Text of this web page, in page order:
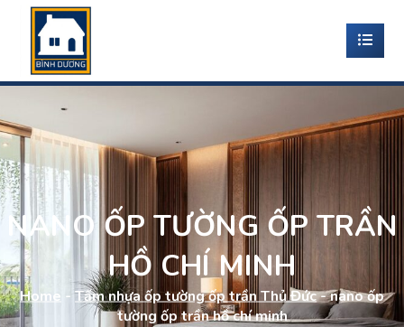
NANO ỐP TƯỜNG ỐP TRẦN
HỒ CHÍ MINH
Home - Tấm nhựa ốp tường ốp trần Thủ Đức-nano ốp
tường ốp trần hồ chí minh